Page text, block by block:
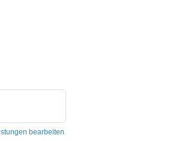
bearbeiten.